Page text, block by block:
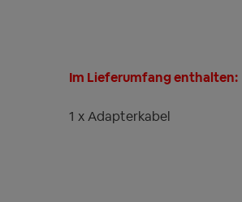
Im Lieferumfang enthalten:
1 x Adapterkabel